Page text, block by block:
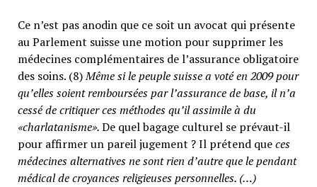
Ce n’est pas anodin que ce soit un avocat qui présente
au Parlement suisse une motion pour supprimer les
médecines complémentaires de l’assurance obligatoire
des soins. (8)Même si le peuple suisse a voté en 2009 pour
qu’elles soient remboursées par l’assurance de base, il n’a
cessé de critiquer ces méthodes qu’il assimile à du
«charlatanisme».De quel bagage culturel se prévaut-il
pour affirmer un pareil jugement ? Il prétend queces
médecines alternatives ne sont rien d’autre que le pendant
médical de croyances religieuses personnelles. (…)